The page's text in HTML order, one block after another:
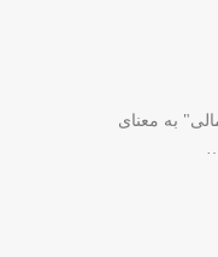
به معنای